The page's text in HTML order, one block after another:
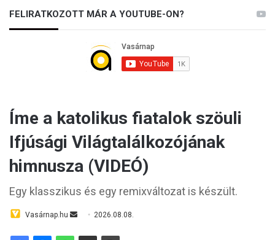
FELIRATKOZOTT MÁR A YOUTUBE-ON?